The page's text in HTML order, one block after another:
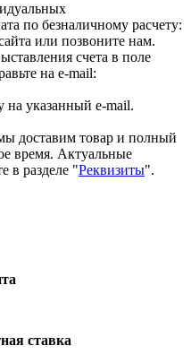
по безналичному расчету:
или позвоните нам.
счета в поле
на e-mail:
указанный e-mail.
доставим товар и полный
время. Актуальные
в разделе "Реквизиты".
ставка